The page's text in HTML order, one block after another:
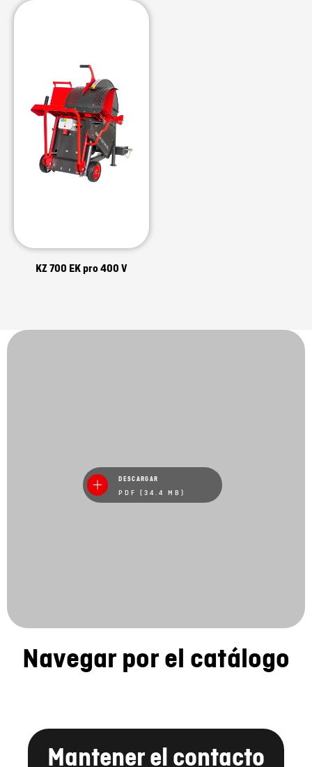
KZ 700 EK pro 400 V
DESCARGAR
PDF (34.4 MB)
Navegar por el catálogo
Mantener el contacto